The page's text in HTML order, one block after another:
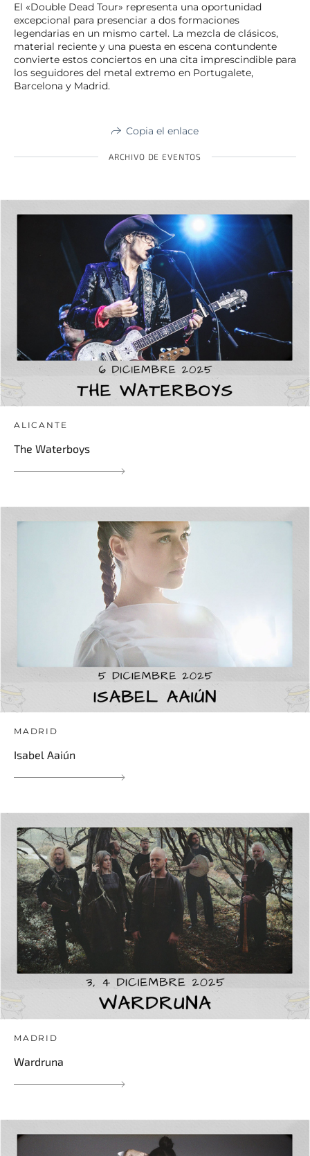
El «Double Dead Tour» representa una oportunidad
excepcional para presenciar a dos formaciones
legendarias en un mismo cartel. La mezcla de clásicos,
material reciente y una puesta en escena contundente
convierte estos conciertos en una cita imprescindible para
los seguidores del metal extremo en Portugalete,
Barcelona y Madrid.
Copia el enlace
ARCHIVO DE EVENTOS
ALICANTE
The Waterboys
MADRID
Isabel Aaiún
MADRID
Wardruna